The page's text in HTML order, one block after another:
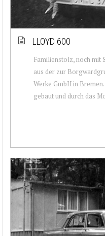
LLOYD 600
Familienstolz, noch mit
aus der zur
Werke GmbH in
gebaut und durch das